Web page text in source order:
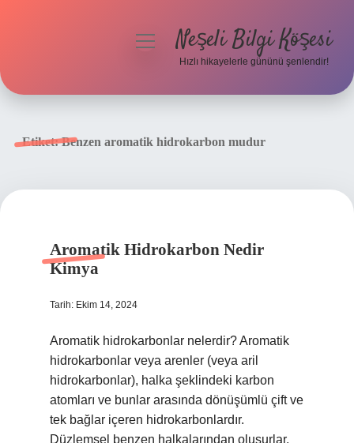
menüyüNeşeli Bilgi Köşesi
Hızlı hikayelerle gününü şenlendir!
Etiket:Benzen aromatik hidrokarbon mudur
Aromatik Hidrokarbon Nedir
Kimya
Tarih: Ekim 14, 2024
Aromatik hidrokarbonlar nelerdir? Aromatik
hidrokarbonlar veya arenler (veya aril
hidrokarbonlar), halka şeklindeki karbon
atomları ve bunlar arasında dönüşümlü çift ve
tek bağlar içeren hidrokarbonlardır.
Düzlemsel benzen halkalarından oluşurlar.